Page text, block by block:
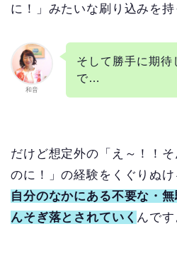
に！」みたいな刷り込みを持
和音
そして勝手に期待
で…
だけど想定外の「え～！！
のに！」の経験をくぐりぬ
自分のなかにある不要な・
んそぎ落とされていく んです